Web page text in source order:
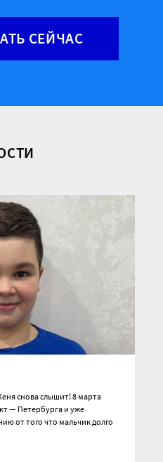
СЕЙЧАС
снова слышит! 8 марта
— Петербурга и уже
от того что мальчик долго